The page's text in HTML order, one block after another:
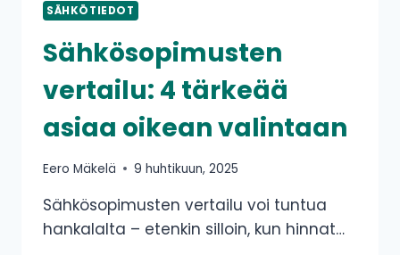
SÄHKÖTIEDOT
Sähkösopimusten
vertailu: 4 tärkeää
asiaa oikean valintaan
Eero Mäkelä 9 huhtikuun, 2025
Sähkösopimusten vertailu voi tuntua
hankalalta – etenkin silloin, kun hinnat…